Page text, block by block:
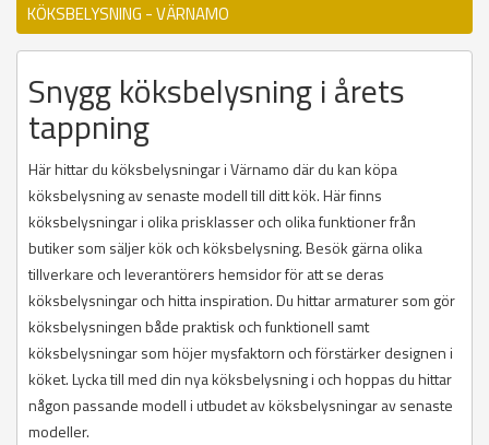
KÖKSBELYSNING - VÄRNAMO
Snygg köksbelysning i årets
tappning
Här hittar du köksbelysningar i Värnamo där du kan köpa
köksbelysning av senaste modell till ditt kök. Här finns
köksbelysningar i olika prisklasser och olika funktioner från
butiker som säljer kök och köksbelysning. Besök gärna olika
tillverkare och leverantörers hemsidor för att se deras
köksbelysningar och hitta inspiration. Du hittar armaturer som gör
köksbelysningen både praktisk och funktionell samt
köksbelysningar som höjer mysfaktorn och förstärker designen i
köket. Lycka till med din nya köksbelysning i och hoppas du hittar
någon passande modell i utbudet av köksbelysningar av senaste
modeller.